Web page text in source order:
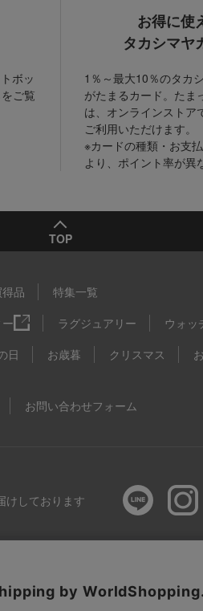
ボッ
ご覧
お得に使
タカシマヤ
1％～最大10％のタカ
がたまるカード。たま
は、オンラインストア
ご利用いただけます。
※カードの種類・お支
より、ポイント率が異
TOP
品 特集一覧
ラグジュアリー ウォッ
日 お歳暮 クリスマス
お問い合わせフォーム
けしております
定商取引法に基づく表示 プライバシーポリシー